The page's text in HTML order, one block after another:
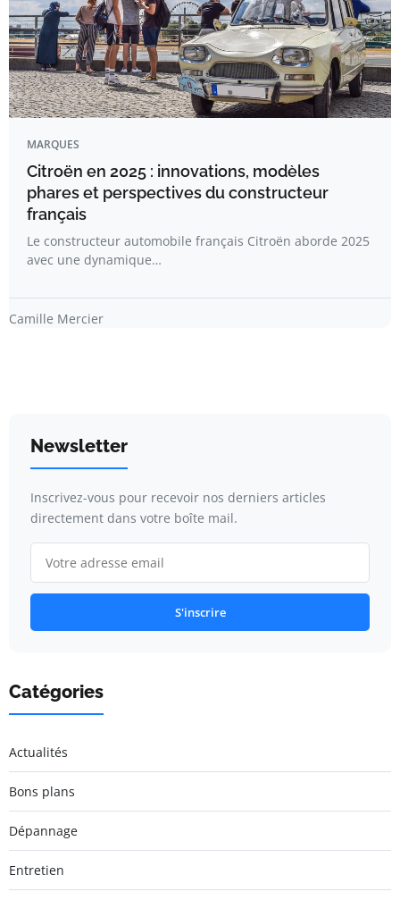
MARQUES
Citroën en 2025 : innovations, modèles
phares et perspectives du constructeur
français
Le constructeur automobile français Citroën aborde 2025
avec une dynamique…
Camille Mercier
Newsletter
Inscrivez-vous pour recevoir nos derniers articles
directement dans votre boîte mail.
S'inscrire
Catégories
Actualités
Bons plans
Dépannage
Entretien